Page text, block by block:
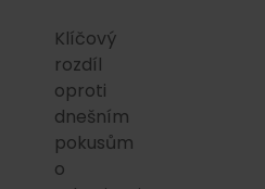
Klíčový
rozdíl
oproti
dnešním
pokusům
o